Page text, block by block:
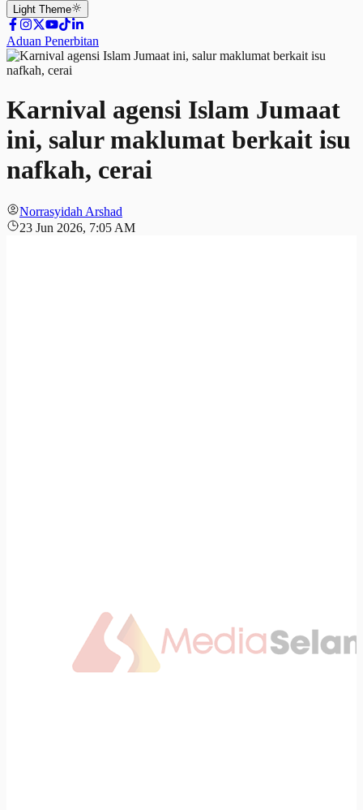
Light Theme
Aduan Penerbitan
Karnival agensi Islam Jumaat
ini, salur maklumat berkait isu
nafkah, cerai
Norrasyidah Arshad
23 Jun 2026, 7:05 AM